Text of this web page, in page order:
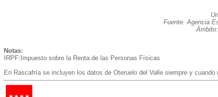
Fuente: Agencia
Notas:
IRPF:Impuesto sobre la Renta de las Personas Físicas
En Rascafría se incluyen los datos de Oteruelo del Valle siempre y